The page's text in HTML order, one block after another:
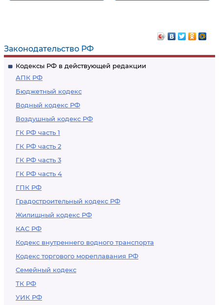
Законодательство РФ
Кодексы РФ в действующей редакции
АПК РФ
Бюджетный кодекс
Водный кодекс РФ
Воздушный кодекс РФ
ГК РФ часть 1
ГК РФ часть 2
ГК РФ часть 3
ГК РФ часть 4
ГПК РФ
Градостроительный кодекс РФ
Жилищный кодекс РФ
КАС РФ
Кодекс внутреннего водного транспорта
Кодекс торгового мореплавания РФ
Семейный кодекс
ТК РФ
УИК РФ